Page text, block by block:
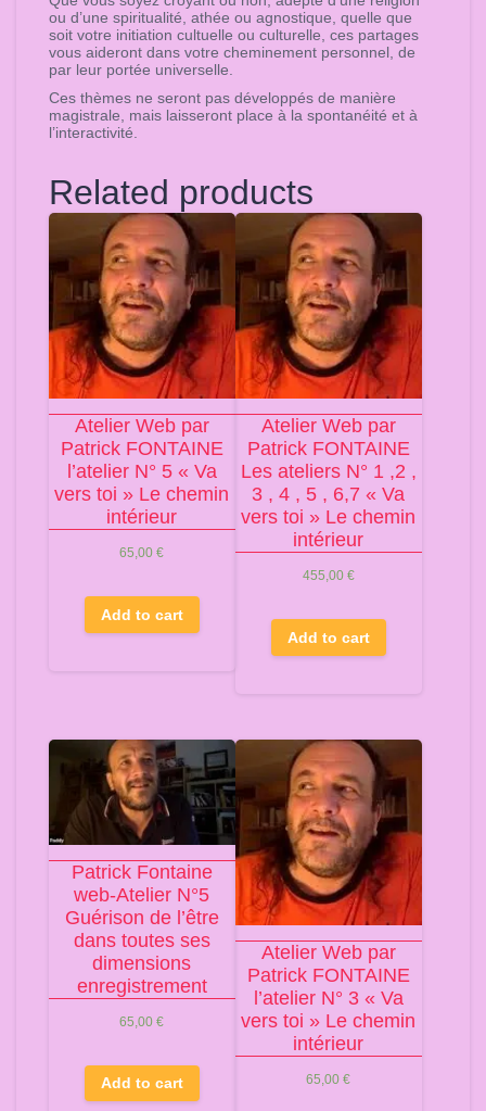
ou d’une spiritualité, athée ou agnostique, quelle que
soit votre initiation cultuelle ou culturelle, ces partages
vous aideront dans votre cheminement personnel, de
par leur portée universelle.
Ces thèmes ne seront pas développés de manière
magistrale, mais laisseront place à la spontanéité et à
l’interactivité.
Related products
Atelier Web par
Patrick FONTAINE
l’atelier N° 5 « Va
vers toi » Le chemin
intérieur
65,00€
Add to cart
Atelier Web par
Patrick FONTAINE
Les ateliers N° 1 ,2 ,
3 , 4 , 5 , 6,7 « Va
vers toi » Le chemin
intérieur
455,00 €
Add to cart
Patrick Fontaine
web-Atelier N°5
Guérison de l’être
dans toutes ses
dimensions
enregistrement
65,00€
Add to cart
Atelier Web par
Patrick FONTAINE
l’atelier N° 3 « Va
vers toi » Le chemin
intérieur
65,00€